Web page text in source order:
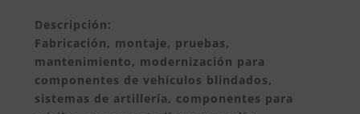
Descripción:
Fabricación, montaje, pruebas,
mantenimiento, modernización para
componentes de vehículos blindados,
sistemas de artillería, componentes para